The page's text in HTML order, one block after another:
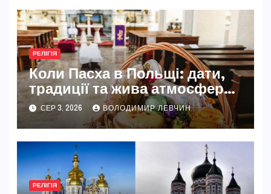
РЕЛІГІЯ
Коли Пасха в Польщі: дати,
традиції та жива атмосфера
свята
СЕР 3, 2026 ВОЛОДИМИР ЛЕВЧИН
РЕЛІГІЯ